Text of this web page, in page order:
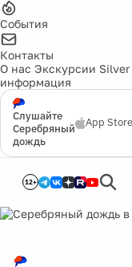
События
Контакты
О нас Экскурсии
информация
Слушайте
Серебряный
дождь
App Store
12+